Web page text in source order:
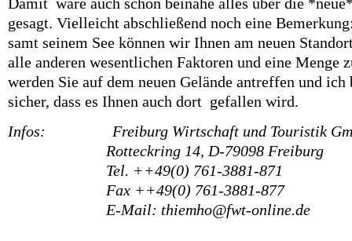
gesagt. Vielleicht abschließend noch eine
samt seinem See können wir Ihnen am neuen
alle anderen wesentlichen Faktoren und eine Menge
werden Sie auf dem neuen Gelände antreffen und
sicher, dass es Ihnen auch dort gefallen wird.
Infos: Freiburg Wirtschaft und Touristik
Rotteckring 14, D-79098 Freiburg
Tel. ++49(0) 761-3881-871
Fax ++49(0) 761-3881-877
E-Mail: thiemho@fwt-online.de